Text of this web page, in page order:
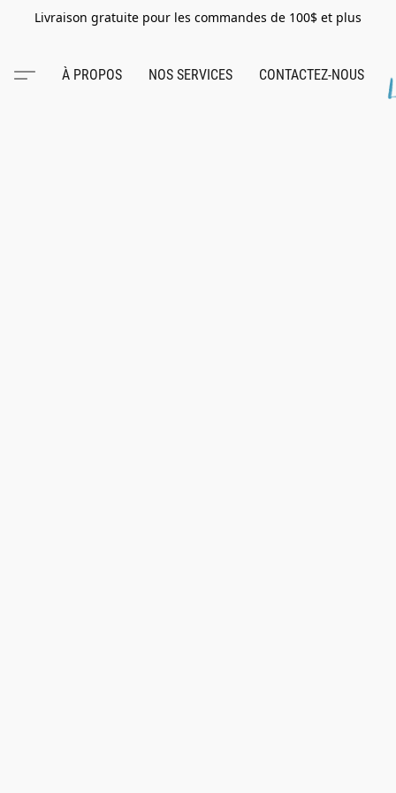
Livraison gratuite pour les commandes de 100$ et plus
À PROPOS NOS SERVICES CONTACTEZ-NOUS